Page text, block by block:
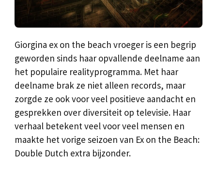
Giorgina ex on the beach vroeger is een begrip
geworden sinds haar opvallende deelname aan
het populaire realityprogramma. Met haar
deelname brak ze niet alleen records, maar
zorgde ze ook voor veel positieve aandacht en
gesprekken over diversiteit op televisie. Haar
verhaal betekent veel voor veel mensen en
maakte het vorige seizoen van Ex on the Beach:
Double Dutch extra bijzonder.